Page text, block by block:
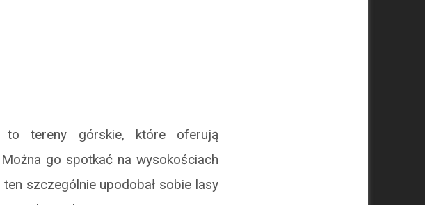
to tereny górskie, które oferują
go spotkać na wysokościach
szczególnie upodobał sobie lasy